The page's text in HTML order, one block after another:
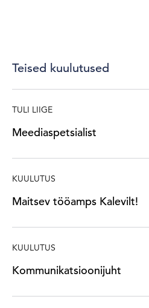
Teised kuulutused
TULI LIIGE
Meediaspetsialist
KUULUTUS
Maitsev tööamps Kalevilt!
KUULUTUS
Kommunikatsioonijuht